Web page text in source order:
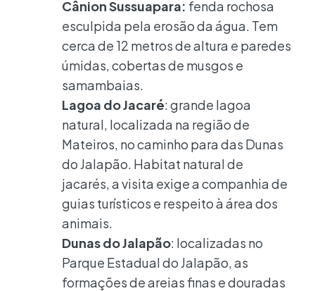
Cânion Sussuapara: fenda rochosa
esculpida pela erosão da água. Tem
cerca de 12 metros de altura e paredes
úmidas, cobertas de musgos e
samambaias.
Lagoa do Jacaré: grande lagoa
natural, localizada na região de
Mateiros, no caminho para das Dunas
do Jalapão. Habitat natural de
jacarés, a visita exige a companhia de
guias turísticos e respeito à área dos
animais.
Dunas do Jalapão: localizadas no
Parque Estadual do Jalapão, as
formações de areias finas e douradas